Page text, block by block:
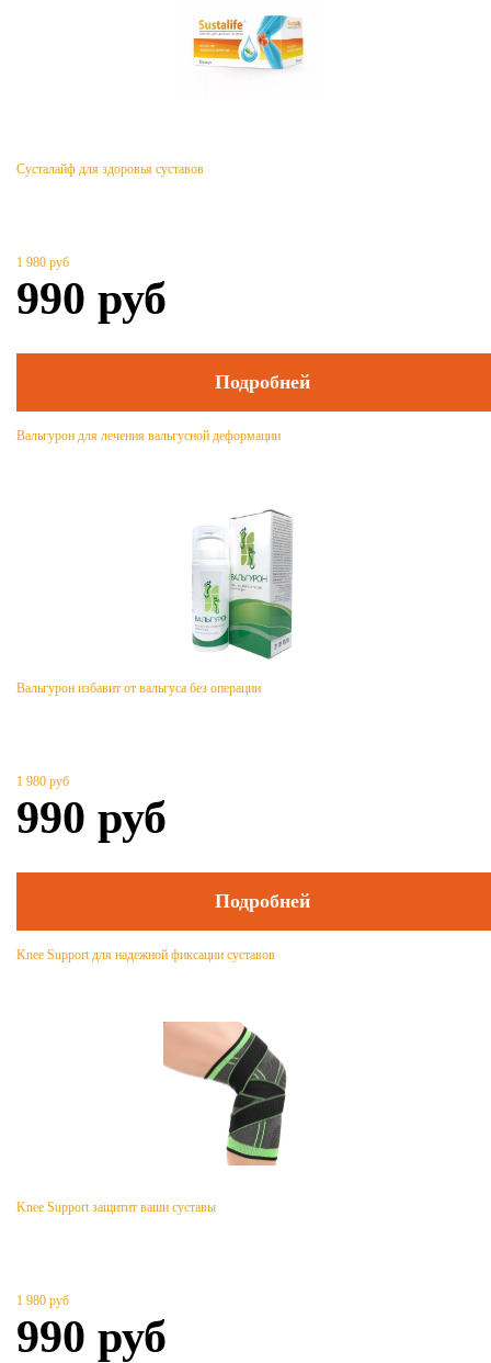
Сусталайф для здоровья суставов
1 980 руб
990 руб
Подробней
Вальгурон для лечения вальгусной деформации
Вальгурон избавит от вальгуса без операции
1 980 руб
990 руб
Подробней
Knee Support для надежной фиксации суставов
Knee Support защитит ваши суставы
1 980 руб
990 руб